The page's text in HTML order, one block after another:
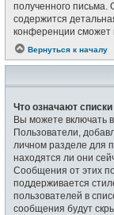
полученного письма.
содержится
конференции сможет
Вернуться к началу
Что означают
Вы можете включать
Пользователи,
личном разделе для
находятся ли они
Сообщения от этих
поддерживается
пользователей в
сообщения будут